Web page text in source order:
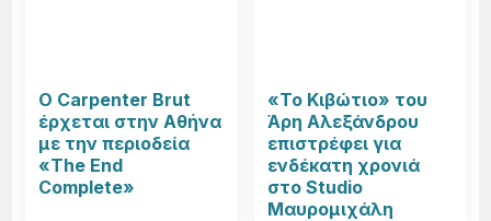
Ο Carpenter Brut
έρχεται στην Αθήνα
με την περιοδεία
«The End
Complete»
«Το Κιβώτιο» του
Άρη Αλεξάνδρου
επιστρέφει για
ενδέκατη χρονιά
στο Studio
Μαυρομιχάλη